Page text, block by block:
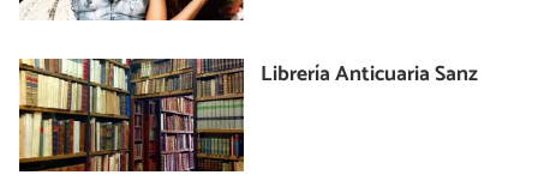
Librería Anticuaria Sanz